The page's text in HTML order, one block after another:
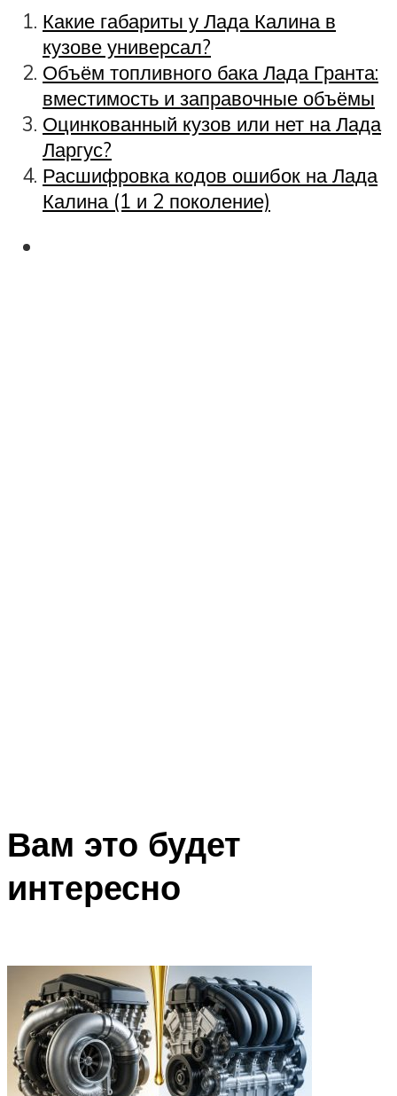
Какие габариты у Лада Калина в
кузове универсал?
Объём топливного бака Лада Гранта:
вместимость и заправочные объёмы
Оцинкованный кузов или нет на Лада
Ларгус?
Расшифровка кодов ошибок на Лада
Калина (1 и 2 поколение)
Вам это будет
интересно